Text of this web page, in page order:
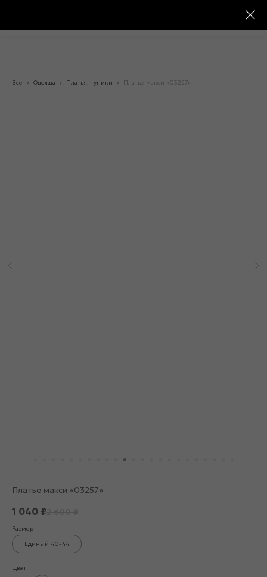
Все Одежда Платья, туники Платье макси «03257»
Платье макси «03257»
1 040 ₽
Размер
Единый 40-44
Цвет